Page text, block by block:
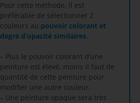
Pour cette méthode, il est
préférable de sélectionner 2
couleurs au pouvoir colorant et
degré d’opacité similaires.
– Plus le pouvoir colorant d’une
peinture est élevé, moins il faut de
quantité de cette peinture pour
modifier une autre couleur.
– Une peinture opaque sera très